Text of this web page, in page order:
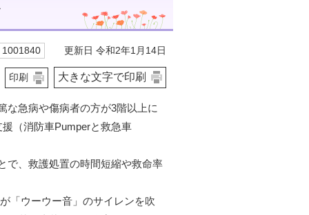
1001840 更新日 令和2年1月14日
印刷 大きな文字で印刷
急病や傷病者の方が3階以上に
（消防車Pumperと救急車
で、救護処置の時間短縮や救命率
「ウーウー音」のサイレンを吹